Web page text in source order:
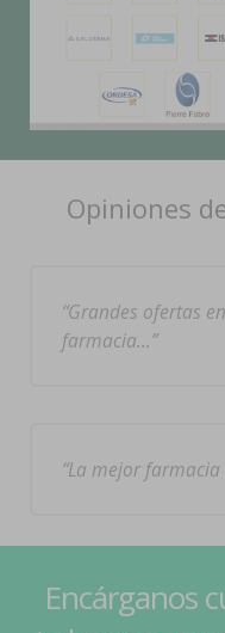
Opiniones
Grandes ofertas
farmacia…
La mejor
Encárganos